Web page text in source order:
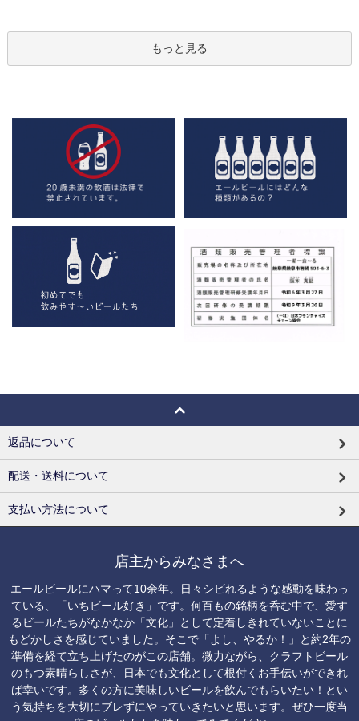
もっと見る
返品について
配送・送料について
支払い方法について
店主からみなさまへ
エールビールにハマって10余年。日々シビれるような感動を味わっ
ている、「いちビール好き」です。何百もの銘柄を呑む中で、愛す
るビールたちがなかなか「文化」として定着しきれていないことに
もどかしさを感じていました。そこで「よし、やるか！」と約2年の
準備を経て立ち上げたのがこの店舗。微力ながら、クラフトビール
のもつ素晴らしさが、日本でも文化として根付くお手伝いができれ
ば幸いです。多くの方に美味しいビールを飲んでもらいたい！とい
う気持ちを大切にブレずにやっていきたいと思います。ぜひ一度当